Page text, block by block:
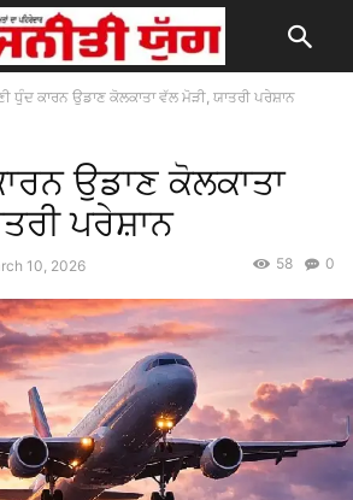
ਧੁੰਦ ਕਾਰਨ ਉਡਾਣ ਕੋਲਕਾਤਾ ਵੱਲ ਮੋੜੀ, ਯਾਤਰੀ ਪਰੇਸ਼ਾਨ
ਉਡਾਣ ਕੋਲਕਾਤਾ
ਪਰੇਸ਼ਾਨ
10, 2026 0
58